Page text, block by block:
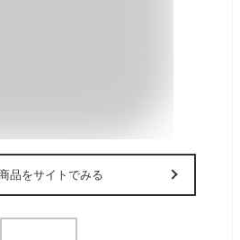
品をサイトでみる